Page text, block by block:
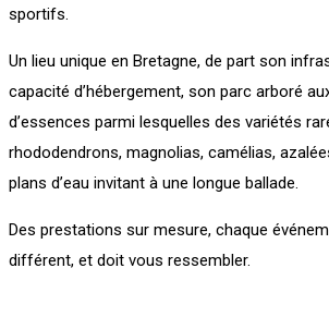
sportifs.
Un lieu unique en Bretagne, de part son
capacité d’hébergement, son parc arboré
d’essences parmi lesquelles des variétés
rhododendrons, magnolias, camélias,
plans d’eau invitant à une longue ballade.
Des prestations sur mesure, chaque
différent, et doit vous ressembler.